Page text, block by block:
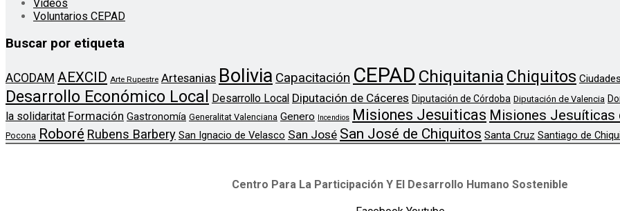
Videos
Voluntarios CEPAD
Buscar por etiqueta
ACODAM AEXCID Arte Rupestre Artesanias Bolivia Capacitación CEPAD Chiquitania Chiquitos
Desarrollo Económico Local Desarrollo Local Diputación de Cáceres Diputación de Córdoba Diputación de Valencia
la solidaritat Formación Gastronomía Generalitat Valenciana Genero Incendios Misiones Jesuiticas Misiones Jesuíticas
Pocona Roboré Rubens Barbery San Ignacio de Velasco San José San José de Chiquitos Santa Cruz Santiago de
Centro Para La Participación Y El Desarrollo Humano Sostenible